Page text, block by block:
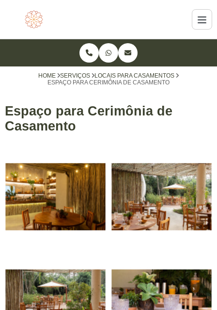
HOME SERVIÇOS
LOCAIS PARA CASAMENTOS
ESPAÇO PARA CERIMÔNIA DE CASAMENTO
Espaço para Cerimônia de
Casamento